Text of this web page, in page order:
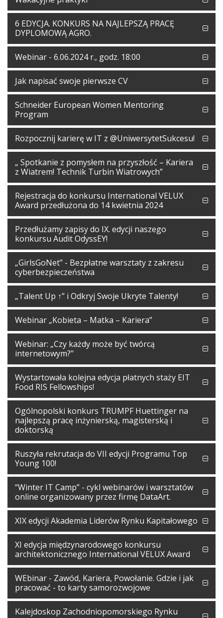
6 EDYCJA. KONKURS NA NAJLEPSZĄ PRACĘ
DYPLOMOWĄ AGRO.
Webinar - 6.06.2024 r., godz. 18:00
Jak napisać swoje pierwsze CV
Schneider European Women Mentoring
Program
Rozpocznij karierę w IT z @UniwersytetSukcesu!
„ Spotkanie z pomysłem na przyszłość – Kariera
z Wiatrem! Technik Turbin Wiatrowych”
Rejestracja do konkursu International VELUX
Award przedłużona do 14 kwietnia 2024
Przedłużamy zapisy do IX. edycji naszego
konkursu Audit OdyssEY!
„GirlsGoNet” - Bezpłatne warsztaty z zakresu
cyberbezpieczeństwa
„Talent Up ↑” i Odkryj Swoje Ukryte Talenty!
Webinar „Kobieta – Matka – Kariera”
Webinar: „Czy każdy może być twórcą
internetowym?"
Wystartowała kolejna edycja płatnych staży EIT
Food RIS Fellowships!
Ogólnopolski konkurs TRUMPF Huettinger na
najlepszą pracę inżynierską, magisterską i
doktorską
Ruszyła rekrutacja do VII edycji Programu Top
Young 100!
“Winter IT Camp” - cykl webinarów i warsztatów
online organizowany przez firmę DataArt.
XIX edycji Akademia Liderów Rynku Kapitałowego
XI edycja międzynarodowego konkursu
architektonicznego International VELUX Award
WEbinar - Zawód, Kariera, Powołanie. Gdzie i jak
pracować - to karty samorozwojowe
Kalejdoskop Zachodniopomorskiego Rynku